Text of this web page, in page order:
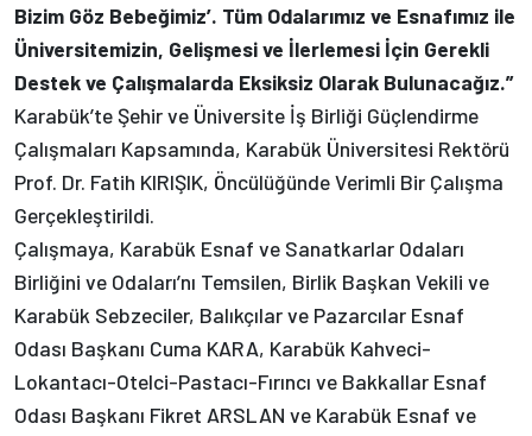
Bizim Göz Bebeğimiz’. Tüm Odalarımız ve Esnafımız ile
Üniversitemizin, Gelişmesi ve İlerlemesi İçin Gerekli
Destek ve Çalışmalarda Eksiksiz Olarak Bulunacağız.”
Karabük’te Şehir ve Üniversite İş Birliği Güçlendirme
Çalışmaları Kapsamında, Karabük Üniversitesi Rektörü
Prof. Dr. Fatih KIRIŞIK, Öncülüğünde Verimli Bir Çalışma
Gerçekleştirildi.
Çalışmaya, Karabük Esnaf ve Sanatkarlar Odaları
Birliğini ve Odaları’nı Temsilen, Birlik Başkan Vekili ve
Karabük Sebzeciler, Balıkçılar ve Pazarcılar Esnaf
Odası Başkanı Cuma KARA, Karabük Kahveci-
Lokantacı-Otelci-Pastacı-Fırıncı ve Bakkallar Esnaf
Odası Başkanı Fikret ARSLAN ve Karabük Esnaf ve